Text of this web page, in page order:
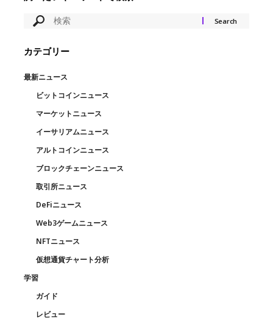
カテゴリー
最新ニュース
ビットコインニュース
マーケットニュース
イーサリアムニュース
アルトコインニュース
ブロックチェーンニュース
取引所ニュース
DeFiニュース
Web3ゲームニュース
NFTニュース
仮想通貨チャート分析
学習
ガイド
レビュー